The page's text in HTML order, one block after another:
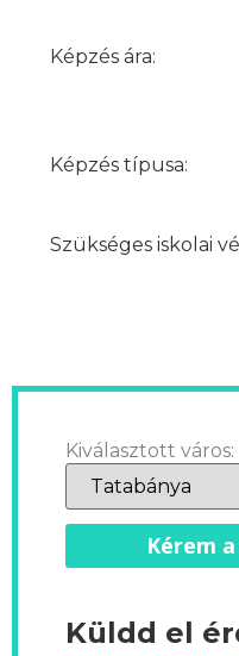
Képzés ára:
Képzés típusa:
Szükséges iskolai
Kiválasztott város:
Kérem
Küldd el